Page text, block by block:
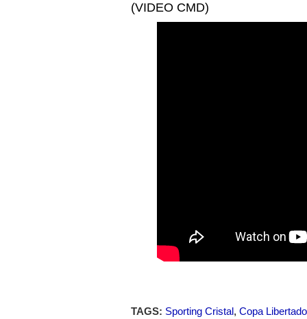
(VIDEO CMD)
TAGS: Sporting Cristal, Copa